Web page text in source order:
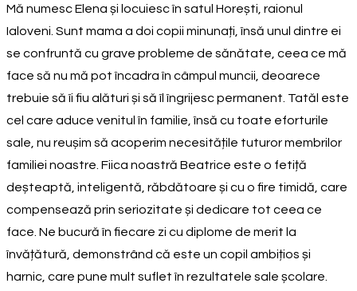
Mă numesc Elena și locuiesc în satul Horești, raionul
Ialoveni. Sunt mama a doi copii minunați, însă unul dintre ei
se confruntă cu grave probleme de sănătate, ceea ce mă
face să nu mă pot încadra în câmpul muncii, deoarece
trebuie să îi fiu alături și să îl îngrijesc permanent. Tatăl este
cel care aduce venitul în familie, însă cu toate eforturile
sale, nu reușim să acoperim necesitățile tuturor membrilor
familiei noastre. Fiica noastră Beatrice este o fetiță
deșteaptă, inteligentă, răbdătoare și cu o fire timidă, care
compensează prin seriozitate și dedicare tot ceea ce
face. Ne bucură în fiecare zi cu diplome de merit la
învățătură, demonstrând că este un copil ambițios și
harnic, care pune mult suflet în rezultatele sale școlare.